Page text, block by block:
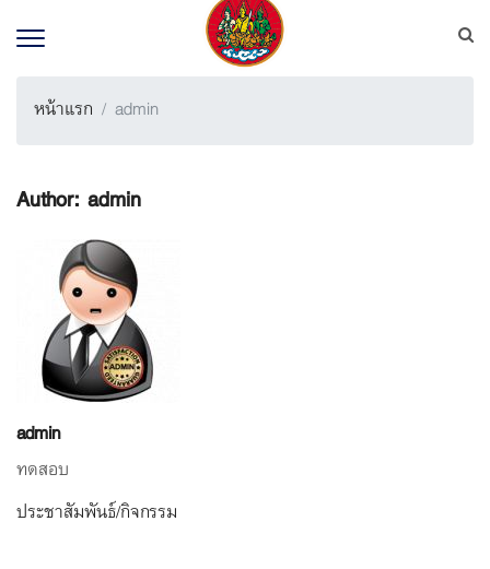
หน้าแรก admin
Author: admin
admin
ทดสอบ
ประชาสัมพันธ์/กิจกรรม